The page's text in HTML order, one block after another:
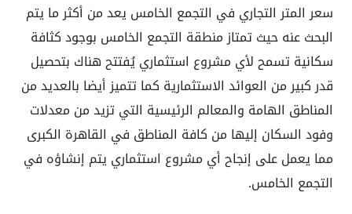
سعر المتر التجاري في التجمع الخامس يعد من أكثر ما يتم
البحث عنه حيث تمتاز منطقة التجمع الخامس بوجود كثافة
سكانية تسمح لأي مشروع استثماري يُفتتح هناك بتحصيل
قدر كبير من العوائد الاستثمارية كما تتميز أيضا بالعديد من
المناطق الهامة والمعالم الرئيسية التي تزيد من معدلات
وفود السكان إليها من كافة المناطق في القاهرة الكبرى
مما يعمل على إنجاح أي مشروع استثماري يتم إنشاؤه في
التجمع الخامس.